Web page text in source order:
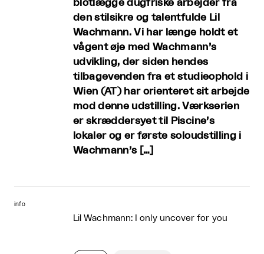
blotlægge dugfriske arbejder fra
den stilsikre og talentfulde Lil
Wachmann. Vi har længe holdt et
vågent øje med Wachmann’s
udvikling, der siden hendes
tilbagevenden fra et studieophold i
Wien (AT) har orienteret sit arbejde
mod denne udstilling. Værkserien
er skræddersyet til Piscine’s
lokaler og er første soloudstilling i
Wachmann’s […]
info
Lil Wachmann: I only uncover for you